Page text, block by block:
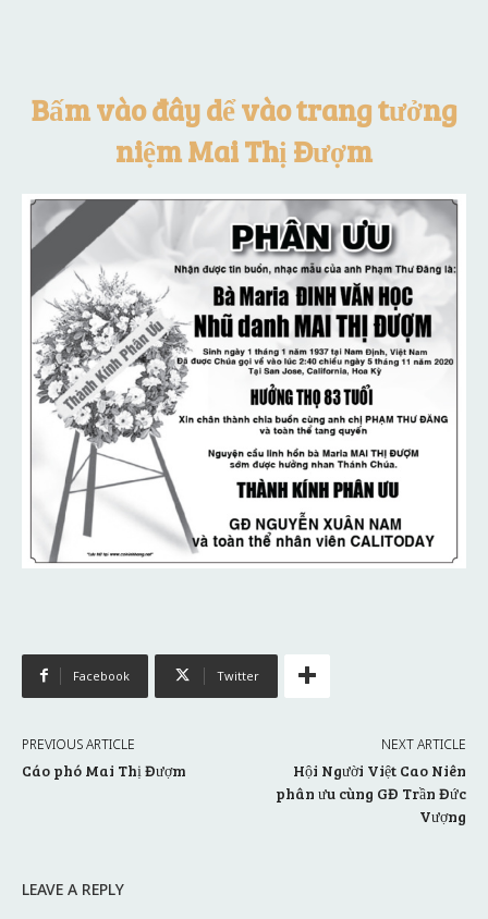
Bấm vào đây dể vào trang tưởng
niệm Mai Thị Đượm
Facebook Twitter
PREVIOUS ARTICLE
Cáo phó Mai Thị Đượm
NEXT ARTICLE
Hội Người Việt Cao Niên
phân ưu cùng GĐ Trần Đức
Vượng
LEAVE A REPLY